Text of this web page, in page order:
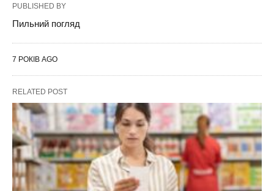
PUBLISHED BY
Пильний погляд
7 РОКІВ AGO
RELATED POST